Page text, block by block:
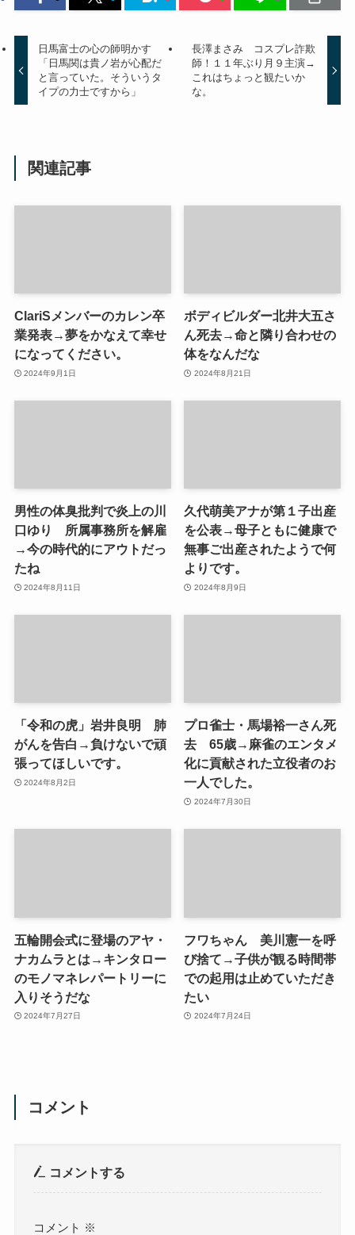
日馬富士の心の師明かす
「日馬関は貴ノ岩が心配だ
と言っていた。そういうタ
イプの力士ですから」
長澤まさみ コスプレ詐欺
師！１１年ぶり月９主演→
これはちょっと観たいか
な。
関連記事
ClariSメンバーのカレン卒
業発表→夢をかなえて幸せ
になってください。
2024年9月1日
ボディビルダー北井大五さ
ん死去→命と隣り合わせの
体をなんだな
2024年8月21日
男性の体臭批判で炎上の川
口ゆり 所属事務所を解雇
→今の時代的にアウトだっ
たね
2024年8月11日
久代萌美アナが第１子出産
を公表→母子ともに健康で
無事ご出産されたようで何
よりです。
2024年8月9日
「令和の虎」岩井良明 肺
がんを告白→負けないで頑
張ってほしいです。
2024年8月2日
プロ雀士・馬場裕一さん死
去 65歳→麻雀のエンタメ
化に貢献された立役者のお
一人でした。
2024年7月30日
五輪開会式に登場のアヤ・
ナカムラとは→キンタロー
のモノマネレパートリーに
入りそうだな
2024年7月27日
フワちゃん 美川憲一を呼
び捨て→子供が観る時間帯
での起用は止めていただき
たい
2024年7月24日
コメント
コメントする
コメント ※